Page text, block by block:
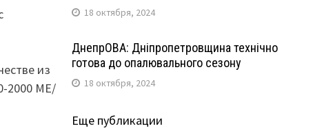
из
2000 МЕ/
18 октября, 2024
ДнепрОВА: Дніпропетровщина технічно
готова до опалювального сезону
18 октября, 2024
Еще публикации